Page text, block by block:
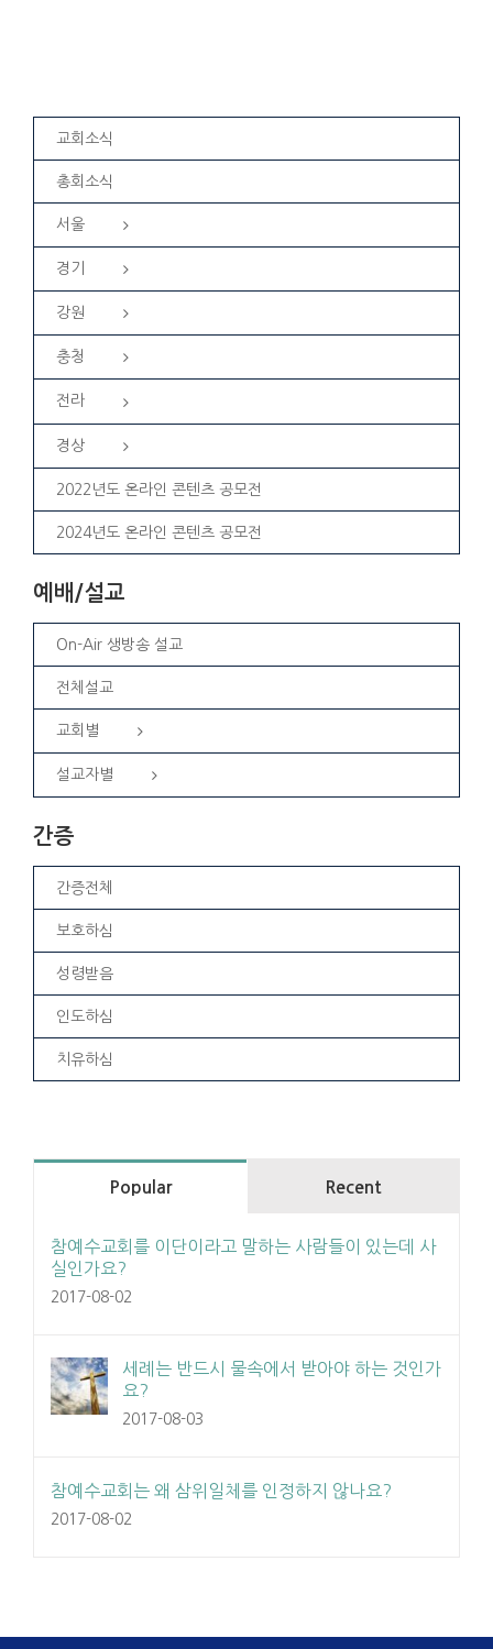
교회소식
총회소식
서울
경기
강원
충청
전라
경상
2022년도 온라인 콘텐츠 공모전
2024년도 온라인 콘텐츠 공모전
예배/설교
On-Air 생방송 설교
전체설교
교회별
설교자별
간증
간증전체
보호하심
성령받음
인도하심
치유하심
Popular Recent
참예수교회를 이단이라고 말하는 사람들이 있는데 사
실인가요?
2017-08-02
세례는 반드시 물속에서 받아야 하는 것인가
요?
2017-08-03
참예수교회는 왜 삼위일체를 인정하지 않나요?
2017-08-02